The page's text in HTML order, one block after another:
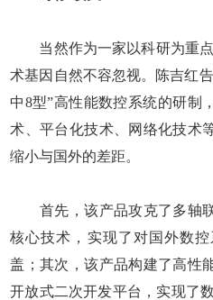
当然作为一家以科研为重点
术基因自然不容忽视。陈吉红
中8型”高性能数控系统的研制
术、平台化技术、网络化技术
缩小与国外的差距。
首先，该产品攻克了多轴联
核心技术，实现了对国外数
盖；其次，该产品构建了高性
开放式二次开发平台，实现了